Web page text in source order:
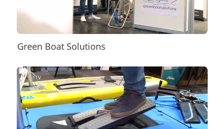
Green Boat Solutions